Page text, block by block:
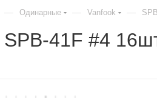
— Одинарные — Vanfook —
41F #4